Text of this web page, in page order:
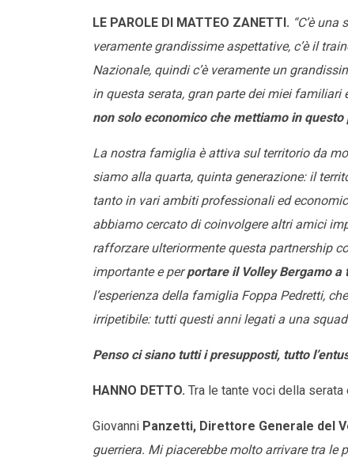
LE PAROLE DI MATTEO ZANETTI. “C’è
veramente grandissime aspettative, c’è il
Nazionale, quindi c’è veramente un
in questa serata, gran parte dei miei
non solo economico che mettiamo in questo
La nostra famiglia è attiva sul territorio da
siamo alla quarta, quinta generazione: il
tanto in vari ambiti professionali ed
abbiamo cercato di coinvolgere altri amici
rafforzare ulteriormente questa partnership
importante e perportare il Volley Bergamo
l’esperienza della famiglia Foppa Pedretti,
irripetibile: tutti questi anni legati a una
Penso ci siano tutti i presupposti, tutto
HANNO DETTO. Tra le tante voci della
Giovanni Panzetti, Direttore Generale del
guerriera. Mi piacerebbe molto arrivare tra